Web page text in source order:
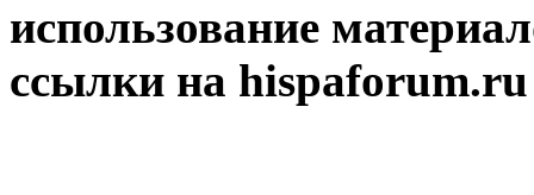
использование
ссылки на hispaforum.ru